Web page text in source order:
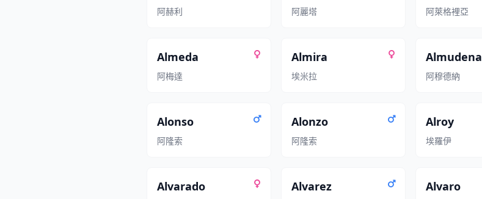
阿赫利 阿麗塔 阿萊格裡亞
Almeda
阿梅達
Almira
埃米拉
Almudena
阿穆德納
Alonso
阿隆索
Alonzo
阿隆索
Alroy
埃羅伊
Alvarado Alvarez Alvaro